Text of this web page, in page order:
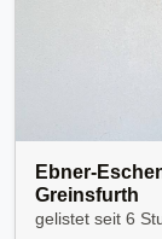
Ebner-
Greinsfurth
gelistet seit 6